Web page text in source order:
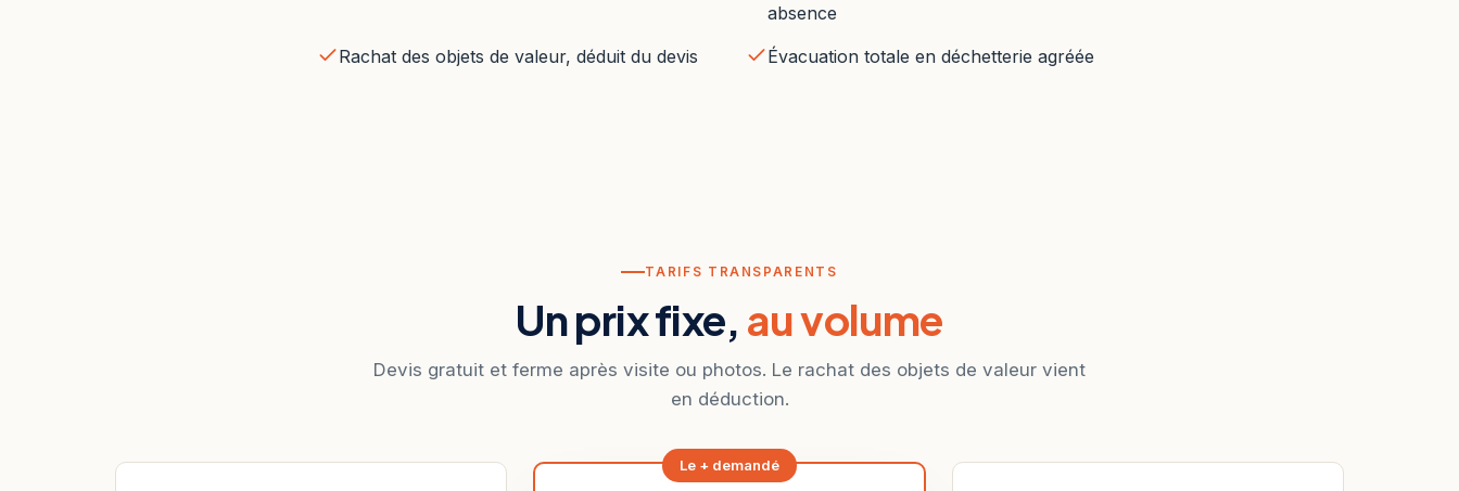
absence
Rachat des objets de valeur, déduit du devis
Évacuation totale en déchetterie agréée
TARIFS TRANSPARENTS
Un prix fixe, au volume
Devis gratuit et ferme après visite ou photos. Le rachat des objets de valeur vient
en déduction.
Le + demandé